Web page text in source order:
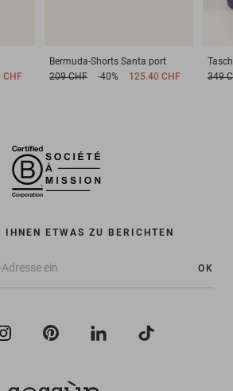
CHF
Bermuda-Shorts Santa port
209 CHF
-40% 125.40 CHF
349
IHNEN ETWAS ZU BERICHTEN
OK